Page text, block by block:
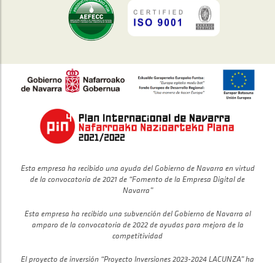
Esta empresa ha recibido una ayuda del Gobierno de Navarra en virtud
de la convocatoria de 2021 de “Fomento de la Empresa Digital de
Navarra”
Esta empresa ha recibido una subvención del Gobierno de Navarra al
amparo de la convocatoria de 2022 de ayudas para mejora de la
competitividad
El proyecto de inversión “Proyecto Inversiones 2023-2024 LACUNZA” ha